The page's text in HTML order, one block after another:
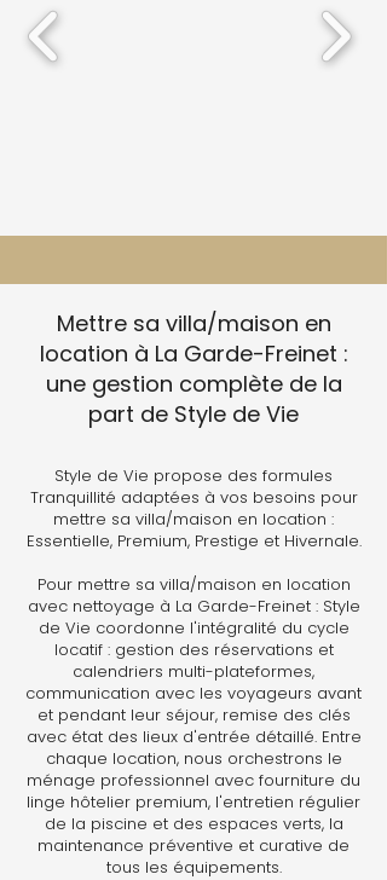
Mettre sa villa/maison en
location à La Garde-Freinet :
une gestion complète de la
part de Style de Vie
Style de Vie propose des formules
Tranquillité adaptées à vos besoins pour
mettre sa villa/maison en location :
Essentielle, Premium, Prestige et Hivernale.
Pour mettre sa villa/maison en location
avec nettoyage à La Garde-Freinet : Style
de Vie coordonne l'intégralité du cycle
locatif : gestion des réservations et
calendriers multi-plateformes,
communication avec les voyageurs avant
et pendant leur séjour, remise des clés
avec état des lieux d'entrée détaillé. Entre
chaque location, nous orchestrons le
ménage professionnel avec fourniture du
linge hôtelier premium, l'entretien régulier
de la piscine et des espaces verts, la
maintenance préventive et curative de
tous les équipements.